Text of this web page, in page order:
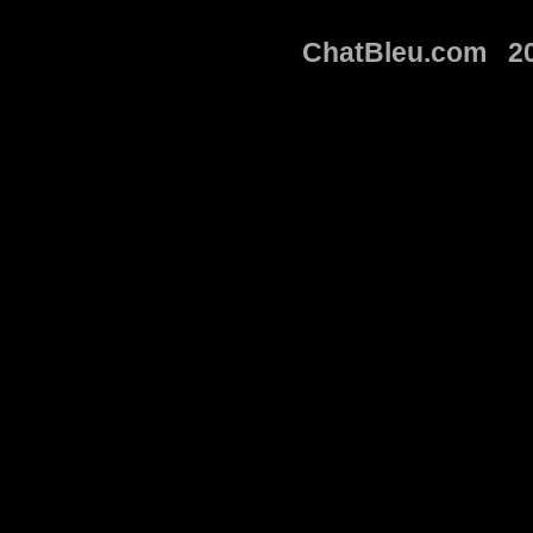
ChatBleu.com